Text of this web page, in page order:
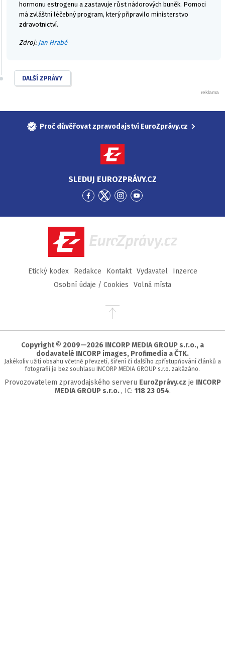
hormonu estrogenu a zastavuje růst nádorových buněk. Pomoci
má zvláštní léčebný program, který připravilo ministerstvo
zdravotnictví.
Zdroj: Jan Hrabě
DALŠÍ ZPRÁVY
Proč důvěřovat zpravodajství EuroZprávy.cz
SLEDUJ EUROZPRÁVY.CZ
Přejít
Facebook
Přejít
Twitter
Přejít
Instagram
Přejít
YouTube
EuroZprávy.cz
Etický kodex Redakce Kontakt Vydavatel
Inzerce
Osobní údaje / Cookies
Volná místa
Přejít
stránky
Copyright © 2009—2026 INCORP MEDIA GROUP s.r.o., a
dodavatelé INCORP images, Profimedia a ČTK.
Jakékoliv užití obsahu včetně převzetí, šíření či dalšího zpřístupňování článků a
fotografií je bez souhlasu INCORP MEDIA GROUP s.r.o. zakázáno.
Provozovatelem zpravodajského serveru EuroZprávy.cz je INCORP
MEDIA GROUP s.r.o., IC: 118 23 054.